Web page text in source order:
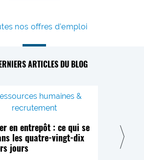
nos offres d’emploi
ARTICLES DU BLOG
humaines &
recrutement
en entrepôt : ce qui se
les quatre-vingt-dix
jours
ATS en
comment
recrute